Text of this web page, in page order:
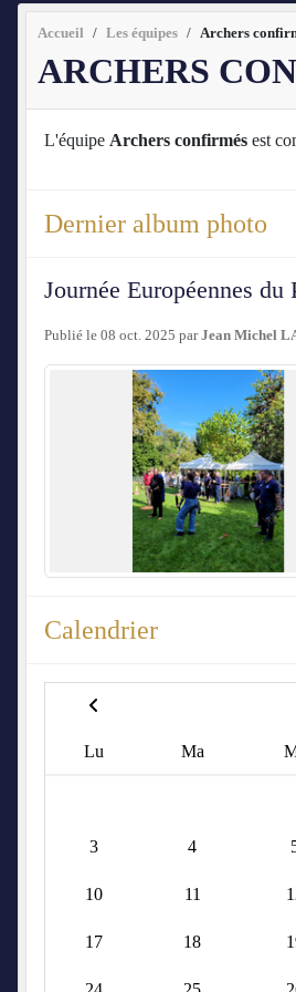
Accueil Les équipes Archers
ARCHERS
L'équipe Archers confirmés est
Dernier album photo
Journée Européennes
Publié le 08 oct. 2025 parJean Michel
Calendrier
Lu Ma
3 4
10 11
17 18